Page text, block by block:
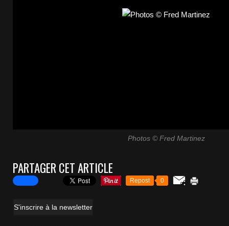
Photos © Fred Martinez
PARTAGER CET ARTICLE
Repost 0
S'inscrire à la newsletter